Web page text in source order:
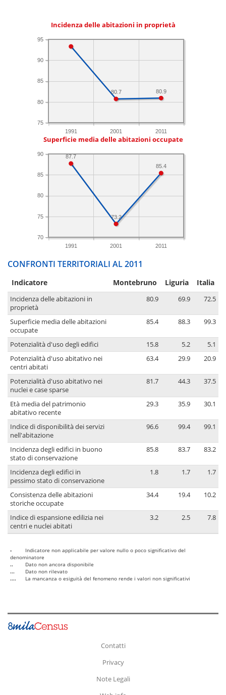
Incidenza delle abitazioni in proprietà
1991 2001 2011
75
80
85
90
95
80.9
80.7
Superficie media delle abitazioni occupate
1991 2001 2011
70
75
80
85
90
85.4
73.2
87.7
CONFRONTI TERRITORIALI AL 2011
Indicatore Montebruno Liguria Italia
Incidenza delle abitazioni in
proprietà
80.9 69.9 72.5
Superficie media delle abitazioni
occupate
85.4 88.3 99.3
Potenzialità d'uso degli edifici 15.8 5.2
5.1
Potenzialità d'uso abitativo nei
centri abitati
63.4 29.9 20.9
Potenzialità d'uso abitativo nei
nuclei e case sparse
81.7 44.3 37.5
Età media del patrimonio
abitativo recente
29.3 35.9 30.1
Indice di disponibilità dei servizi
nell'abitazione
96.6 99.4 99.1
Incidenza degli edifici in buono
stato di conservazione
85.8 83.7 83.2
Incidenza degli edifici in
pessimo stato di conservazione
1.8 1.7 1.7
Consistenza delle abitazioni
storiche occupate
34.4 19.4 10.2
Indice di espansione edilizia nei
centri e nuclei abitati
3.2 2.5 7.8
-
Indicatore non applicabile per valore nullo o poco significativo del
denominatore
..
Dato non ancora disponibile
...
Dato non rilevato
....
La mancanza o esiguità del fenomeno rende i valori non significativi
Contatti
Privacy
Note Legali